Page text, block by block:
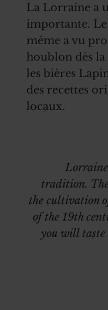
La Lorraine a
importante.
même a vu
houblon dès
les bières
des recettes
locaux.
tradition.
the cultivation
of the 19th
you will taste